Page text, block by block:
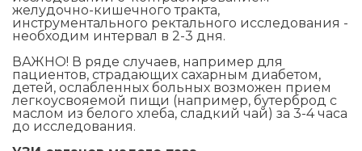
желудочно-кишечного тракта,
инструментального ректального исследования -
необходим интервал в 2-3 дня.
ВАЖНО! В ряде случаев, например для
пациентов, страдающих сахарным диабетом,
детей, ослабленных больных возможен прием
легкоусвояемой пищи (например, бутерброд с
маслом из белого хлеба, сладкий чай) за 3-4 часа
до исследования.